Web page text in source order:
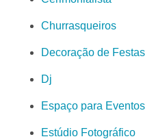
Churrasqueiros
Decoração de Festas
Dj
Espaço para Eventos
Estúdio Fotográfico